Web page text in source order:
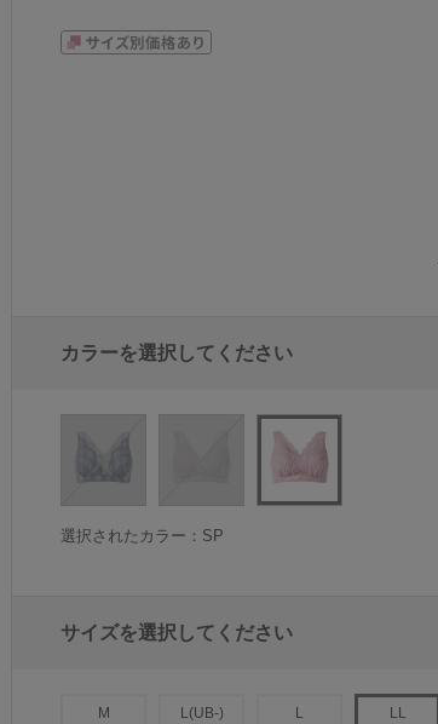
カラーを選択してください
選択されたカラー：SP
サイズを選択してください
M L(UB-) L LL